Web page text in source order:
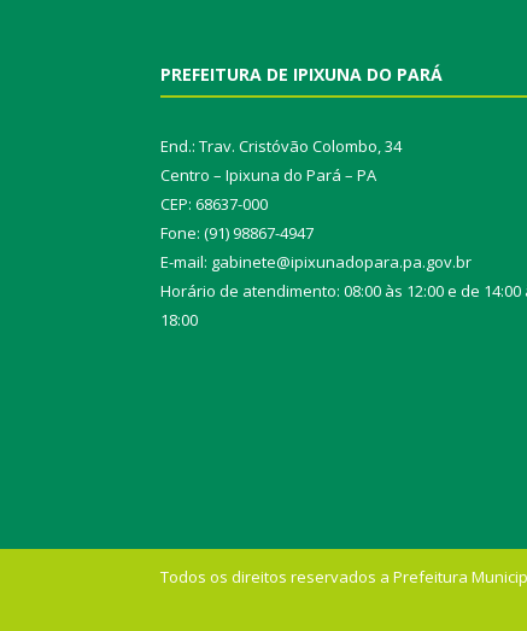
PREFEITURA DE IPIXUNA DO PARÁ
End.: Trav. Cristóvão Colombo, 34
Centro – Ipixuna do Pará – PA
CEP: 68637-000
Fone: (91) 98867-4947
E-mail: gabinete@ipixunadopara.pa.gov.br
Horário de atendimento: 08:00 às 12:00 e de 14:00
18:00
Todos os direitos reservados a Prefeitura